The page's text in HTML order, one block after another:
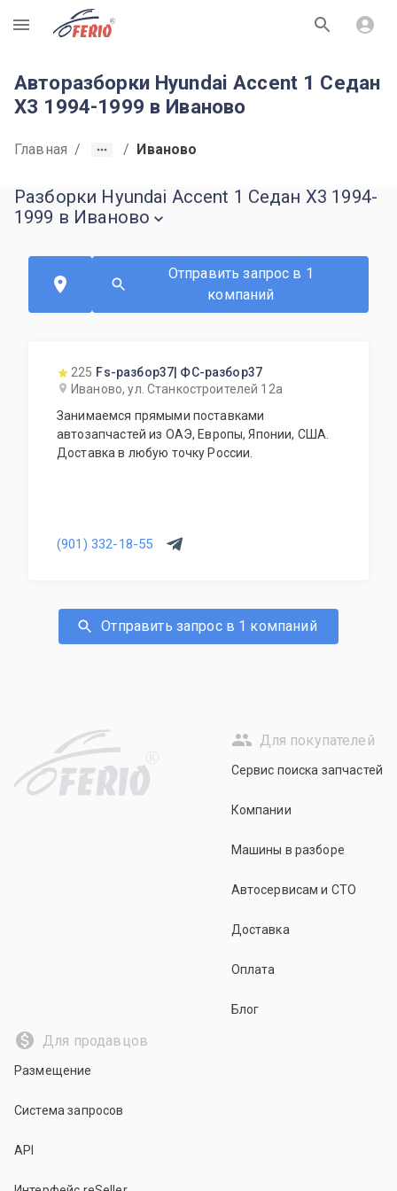
R
Авторазборки Hyundai Accent 1 Седан
X3 1994-1999 в Иваново
Главная / / Иваново
Разборки Hyundai Accent 1 Седан X3 1994-
1999 в Иваново
Отправить запрос в 1
компаний
225 Fs-разбор37| ФС-разбор37
Иваново, ул. Станкостроителей 12а
Занимаемся прямыми поставками
автозапчастей из ОАЭ, Европы, Японии, США.
Доставка в любую точку России.
(901) 332-18-55
Отправить запрос в 1 компаний
R
Для покупателей
Сервис поиска запчастей
Компании
Машины в разборе
Автосервисам и СТО
Доставка
Оплата
Блог
Для продавцов
Размещение
Система запросов
API